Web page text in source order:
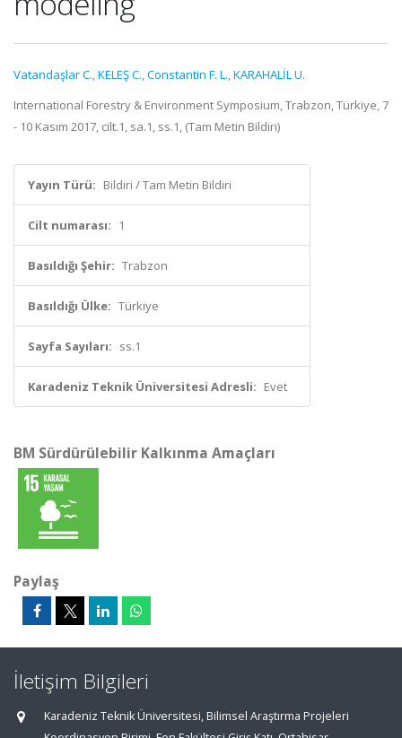
Vatandaşlar C.,KELEŞ C.,Constantin F. L.,KARAHALİL U.
International Forestry & Environment Symposium, Trabzon, Türkiye, 7
- 10 Kasım 2017, cilt.1, sa.1, ss.1, (Tam Metin Bildiri)
Yayın Türü: Bildiri / Tam Metin Bildiri
Cilt numarası: 1
Basıldığı Şehir: Trabzon
Basıldığı Ülke: Türkiye
Sayfa Sayıları: ss.1
Karadeniz Teknik Üniversitesi Adresli: Evet
BM Sürdürülebilir Kalkınma Amaçları
Paylaş
İletişim Bilgileri
Karadeniz Teknik Üniversitesi, Bilimsel Araştırma Projeleri